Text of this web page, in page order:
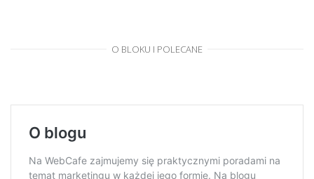
O BLOKU I POLECANE